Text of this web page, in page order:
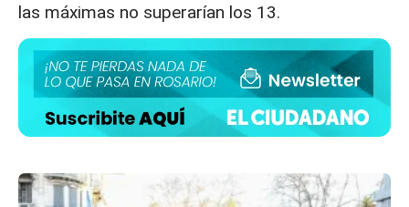
las máximas no superarían los 13.